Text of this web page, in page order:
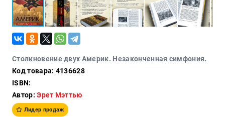
Столкновение двух Америк. Незаконченная симфония.
Код товара: 4136628
ISBN:
Автор:Эрет Мэттью
Лидер продаж
Публицистика
Коллекционные
издания
Тайное и
непознанное
Образ
жизни